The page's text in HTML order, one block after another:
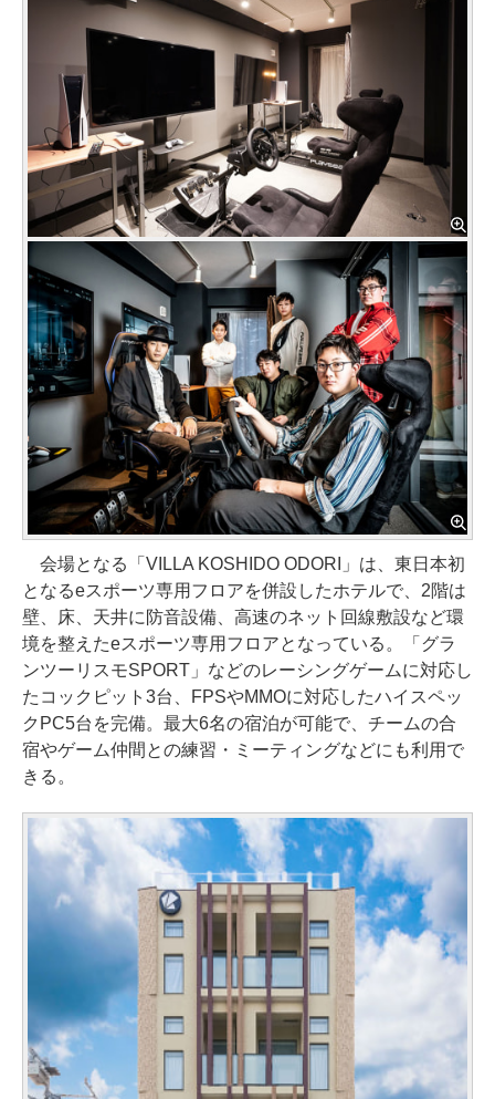
会場となる「VILLA KOSHIDO ODORI」は、東日本初
となるeスポーツ専用フロアを併設したホテルで、2階は
壁、床、天井に防音設備、高速のネット回線敷設など環
境を整えたeスポーツ専用フロアとなっている。「グラ
ンツーリスモSPORT」などのレーシングゲームに対応し
たコックピット3台、FPSやMMOに対応したハイスペッ
クPC5台を完備。最大6名の宿泊が可能で、チームの合
宿やゲーム仲間との練習・ミーティングなどにも利用で
きる。